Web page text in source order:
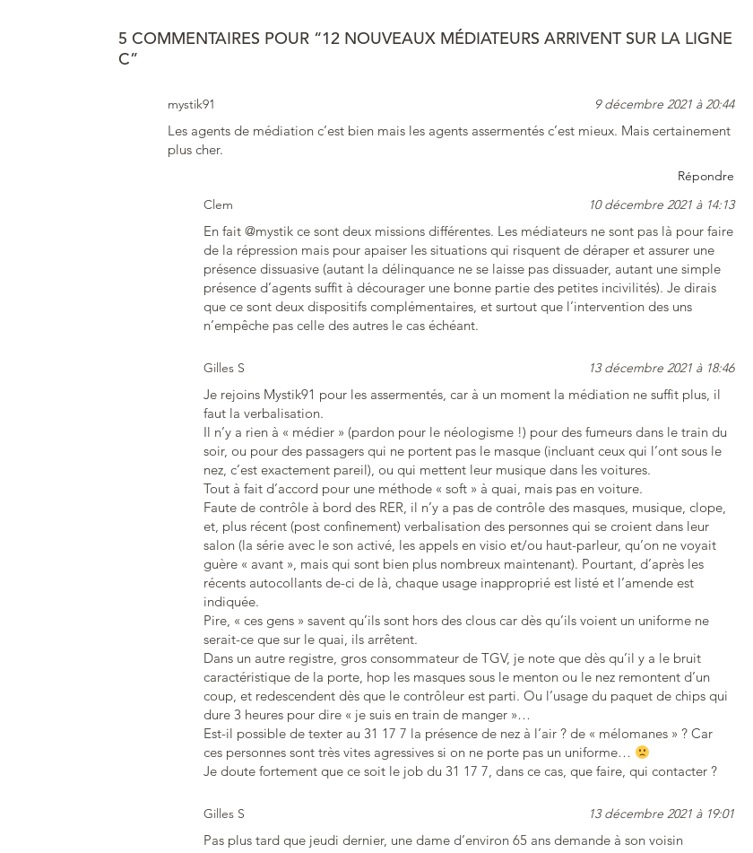
5 COMMENTAIRES POUR “12 NOUVEAUX MÉDIATEURS ARRIVENT SUR LA LIGNE
C”
mystik91 9 décembre 2021 à 20:44
Les agents de médiation c’est bien mais les agents assermentés c’est mieux. Mais certainement
plus cher.
Répondre
Clem
10 décembre 2021 à 14:13
En fait @mystik ce sont deux missions différentes. Les médiateurs ne sont pas là pour faire
de la répression mais pour apaiser les situations qui risquent de déraper et assurer une
présence dissuasive (autant la délinquance ne se laisse pas dissuader, autant une simple
présence d’agents suffit à décourager une bonne partie des petites incivilités). Je dirais
que ce sont deux dispositifs complémentaires, et surtout que l’intervention des uns
n’empêche pas celle des autres le cas échéant.
Gilles S 13 décembre 2021 à 18:46
Je rejoins Mystik91 pour les assermentés, car à un moment la médiation ne suffit plus, il
faut la verbalisation.
Il n’y a rien à « médier » (pardon pour le néologisme !) pour des fumeurs dans le train du
soir, ou pour des passagers qui ne portent pas le masque (incluant ceux qui l’ont sous le
nez, c’est exactement pareil), ou qui mettent leur musique dans les voitures.
Tout à fait d’accord pour une méthode « soft » à quai, mais pas en voiture.
Faute de contrôle à bord des RER, il n’y a pas de contrôle des masques, musique, clope,
et, plus récent (post confinement) verbalisation des personnes qui se croient dans leur
salon (la série avec le son activé, les appels en visio et/ou haut-parleur, qu’on ne voyait
guère « avant », mais qui sont bien plus nombreux maintenant). Pourtant, d’après les
récents autocollants de-ci de là, chaque usage inapproprié est listé et l’amende est
indiquée.
Pire, « ces gens » savent qu’ils sont hors des clous car dès qu’ils voient un uniforme ne
serait-ce que sur le quai, ils arrêtent.
Dans un autre registre, gros consommateur de TGV, je note que dès qu’il y a le bruit
caractéristique de la porte, hop les masques sous le menton ou le nez remontent d’un
coup, et redescendent dès que le contrôleur est parti. Ou l’usage du paquet de chips qui
dure 3 heures pour dire « je suis en train de manger »…
Est-il possible de texter au 31 17 7 la présence de nez à l’air ? de « mélomanes » ? Car
ces personnes sont très vites agressives si on ne porte pas un uniforme…
Je doute fortement que ce soit le job du 31 17 7, dans ce cas, que faire, qui contacter ?
Gilles S 13 décembre 2021 à 19:01
Pas plus tard que jeudi dernier, une dame d’environ 65 ans demande à son voisin